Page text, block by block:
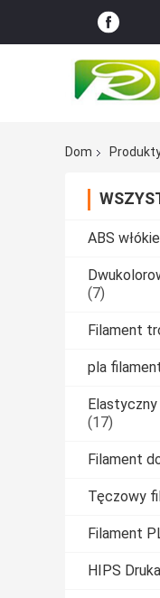
Dom
ABS
(7)
Filament
pla
(17)
Filament
Tęczowy
Filament
HIPS